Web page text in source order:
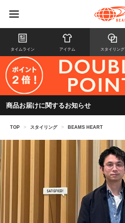
タイムライン アイテム スタイリング
商品お届けに関するお知らせ
TOP > スタイリング > BEAMS HEART